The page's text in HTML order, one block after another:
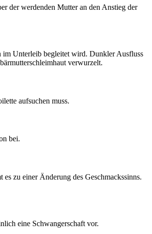
der werdenden Mutter an den Anstieg der
im Unterleib begleitet wird. Dunkler Ausfluss
verwurzelt.
aufsuchen muss.
bei.
zu einer Änderung des Geschmackssinns.
eine Schwangerschaft vor.